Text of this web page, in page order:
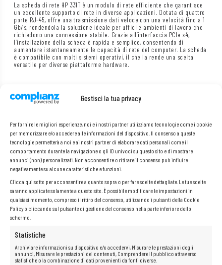
Gestisci la tua privacy
Per fornire le migliori esperienze, noi e i nostri partner utilizziamo tecnologie come i cookie
per memorizzare e/o accedere alle informazioni del dispositivo. Il consenso a queste
tecnologie permetterà a noi e ai nostri partner di elaborare dati personali come il
comportamento durante la navigazione o gli ID univoci su questo sito e di mostrare
annunci (non) personalizzati. Non acconsentire o ritirare il consenso può influire
negativamente su alcune caratteristiche e funzioni.
Clicca qui sotto per acconsentire a quanto sopra o per fare scelte dettagliate. Le tue scelte
saranno applicate solamente a questo sito. È possibile modificare le impostazioni in
qualsiasi momento, compreso il ritiro del consenso, utilizzando i pulsanti della Cookie
Policy o cliccando sul pulsante di gestione del consenso nella parte inferiore dello
schermo.
Statistiche
Archiviare informazioni su dispositivo e/o accedervi, Misurare le prestazioni degli
annunci, Misurare le prestazioni dei contenuti, Comprendere il pubblico attraverso
statistiche o la combinazione di dati provenienti da fonti diverse.
La scheda di rete HP 331T è un modulo di rete efficiente che garantisce
un eccellente supporto di rete in diverse applicazioni. Dotata di quattro
porte RJ-45, offre una trasmissione dati veloce con una velocità fino a 1
Gb/s, rendendola la soluzione ideale per uffici e ambienti di lavoro che
richiedono una connessione stabile. Grazie all’interfaccia PCIe x4,
l’installazione della scheda è rapida e semplice, consentendo di
aumentare istantaneamente le capacità di rete del computer. La scheda
è compatibile con molti sistemi operativi, il che la rende una scelta
versatile per diverse piattaforme hardware.
Specifiche:
Produttore: HP
Modello: 331T
P/N:647592-001, 649871-001
Numero di porte RJ-45: 4x1Gb
Interfaccia:PCI Express x4
Compatibilità: